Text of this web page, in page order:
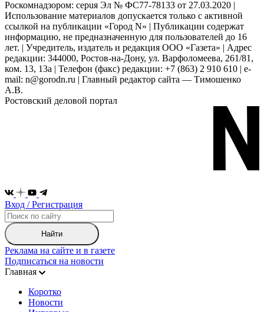
Роскомнадзором: серuя Эл № ФС77-78133 от 27.03.2020 |
Использование материалов допускается только с активной
ссылкой на публикации «Город N» | Публикации содержат
информацию, не предназначенную для пользователей до 16
лет. | Учредитель, издатель и редакция ООО «Газета» | Адрес
редакции: 344000, Ростов-на-Дону, ул. Варфоломеева, 261/81,
ком. 13, 13а | Телефон (факс) редакции: +7 (863) 2 910 610 | e-
mail: n@gorodn.ru | Главный редактор сайта — Тимошенко
А.В.
Ростовский деловой портал
Вход / Регистрация
Найти
Реклама на сайте и в газете
Подписаться на новости
Главная
Коротко
Новости